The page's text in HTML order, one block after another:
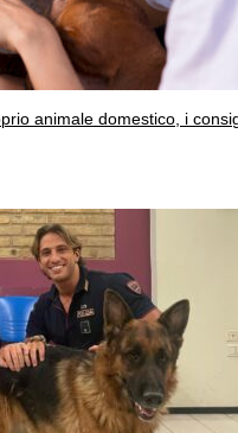
animale domestico, i